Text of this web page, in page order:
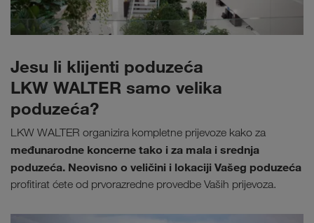
Jesu li klijenti poduzeća
LKW WALTER samo velika
poduzeća?
LKW WALTER organizira kompletne prijevoze kako za
međunarodne koncerne tako i za mala i srednja
poduzeća. Neovisno o veličini i lokaciji Vašeg poduzeća
profitirat ćete od prvorazredne provedbe Vaših prijevoza.